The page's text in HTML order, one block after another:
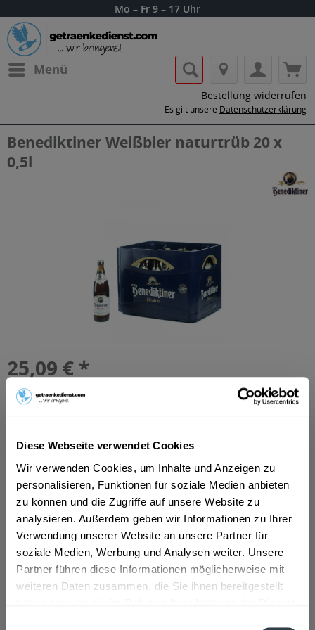
Diese Webseite verwendet Cookies
Wir verwenden Cookies, um Inhalte und Anzeigen zu
personalisieren, Funktionen für soziale Medien anbieten
zu können und die Zugriffe auf unsere Website zu
analysieren. Außerdem geben wir Informationen zu Ihrer
Verwendung unserer Website an unsere Partner für
soziale Medien, Werbung und Analysen weiter. Unsere
Partner führen diese Informationen möglicherweise mit
weiteren Daten zusammen, die Sie ihnen bereitgestellt
Mo – Fr 9 – 17 Uhr
Menü
Bestellung widerrufen
Es gilt unsere Datenschutzerklärung
Benediktiner Weißbier naturtrüb 20 x
0,5l
25,09 € *
inkl. MwSt.ggf. zzgl. Erschwerniszuschlag
+3,10 € Pfand
In den Warenkorb
Hinzugefügt
Artikel-Nr.: 11216
Beschreibung
"Unser Benediktiner Weissbier Naturtrüb ist ein